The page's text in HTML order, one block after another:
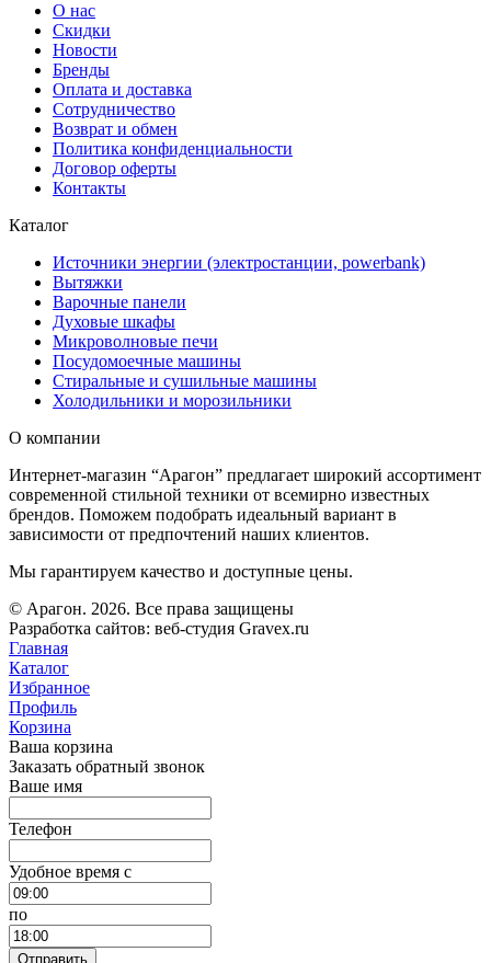
О нас
Скидки
Новости
Бренды
Оплата и доставка
Сотрудничество
Возврат и обмен
Политика конфиденциальности
Договор оферты
Контакты
Каталог
Источники энергии (электростанции, powerbank)
Вытяжки
Варочные панели
Духовые шкафы
Микроволновые печи
Посудомоечные машины
Стиральные и сушильные машины
Холодильники и морозильники
О компании
Интернет-магазин “Арагон” предлагает широкий ассортимент
современной стильной техники от всемирно известных
брендов. Поможем подобрать идеальный вариант в
зависимости от предпочтений наших клиентов.
Мы гарантируем качество и доступные цены.
© Арагон. 2026. Все права защищены
Разработка сайтов: веб-студия Gravex.ru
Главная
Каталог
Избранное
Профиль
Корзина
Ваша корзина
Заказать обратный звонок
Ваше имя
Телефон
Удобное время c
по
Отправить